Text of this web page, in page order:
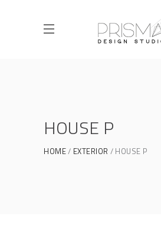
HOUSE P
HOME EXTERIOR HOUSE P